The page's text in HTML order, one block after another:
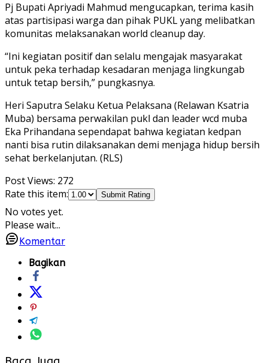
Pj Bupati Apriyadi Mahmud mengucapkan, terima kasih
atas partisipasi warga dan pihak PUKL yang melibatkan
komunitas melaksanakan world cleanup day.
“Ini kegiatan positif dan selalu mengajak masyarakat
untuk peka terhadap kesadaran menjaga lingkungab
untuk tetap bersih,” pungkasnya.
Heri Saputra Selaku Ketua Pelaksana (Relawan Ksatria
Muba) bersama perwakilan pukl dan leader wcd muba
Eka Prihandana sependapat bahwa kegiatan kedpan
nanti bisa rutin dilaksanakan demi menjaga hidup bersih
sehat berkelanjutan. (RLS)
Post Views: 272
Rate this item:
Submit Rating
No votes yet.
Please wait...
Komentar
Bagikan